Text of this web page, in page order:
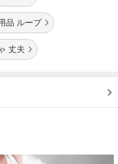
品 ループ
丈夫